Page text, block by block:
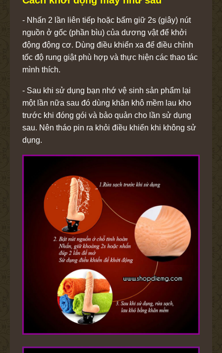
- Nhấn 2 lần liên tiếp hoặc bấm giữ 2s (giây) nút
nguồn ở gốc (phần bìu) của dương vật để khởi
động động cơ. Dùng điều khiển xa để điều chỉnh
tốc độ rung giật phù hợp và thực hiện các thao tác
mình thích.
- Sau khi sử dụng bạn nhớ vệ sinh sản phẩm lại
một lần nữa sau đó dùng khăn khô mềm lau kho
trước khi đóng gói và bảo quản cho lần sử dụng
sau. Nên tháo pin ra khỏi điều khiển khi không sử
dụng.